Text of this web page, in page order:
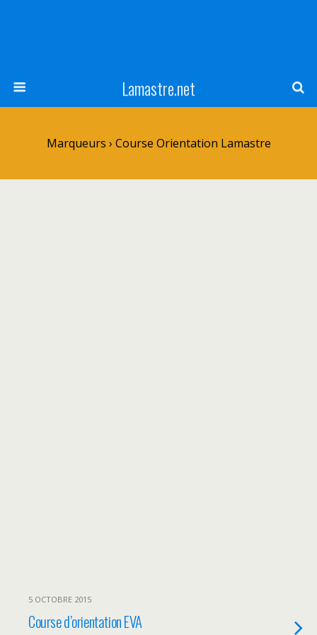
Lamastre.net
Marqueurs › Course Orientation Lamastre
5 OCTOBRE 2015
Course d’orientation EVA